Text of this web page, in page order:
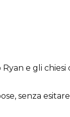
e gli chiesi
senza